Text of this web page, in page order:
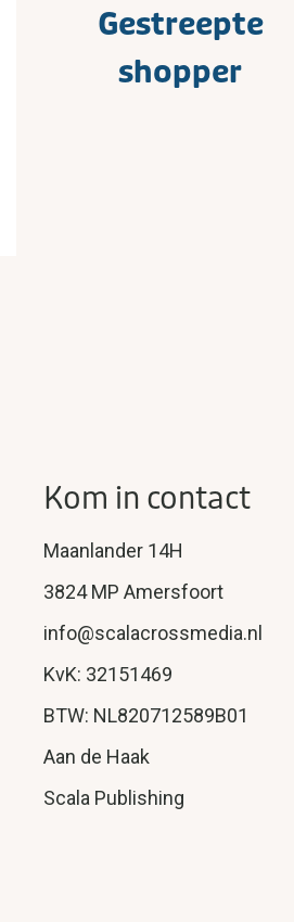
Gestreepte
shopper
Kom in contact
Maanlander 14H
3824 MP Amersfoort
info@scalacrossmedia.nl
KvK: 32151469
BTW: NL820712589B01
Aan de Haak
Scala Publishing